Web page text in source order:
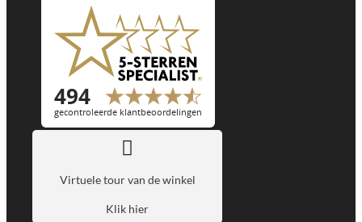
Virtuele tour van de winkel
Klik hier